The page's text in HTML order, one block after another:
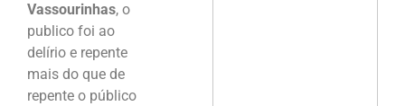
Vassourinhas, o
publico foi ao
delírio e repente
mais do que de
repente o público